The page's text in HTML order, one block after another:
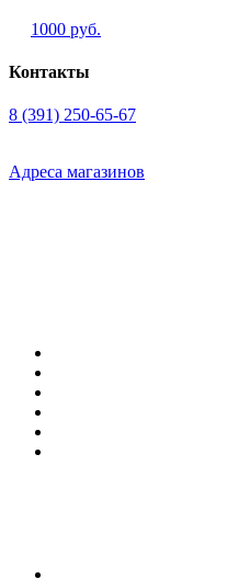
1000 руб.
Контакты
8 (391) 250-65-67
Адреса магазинов